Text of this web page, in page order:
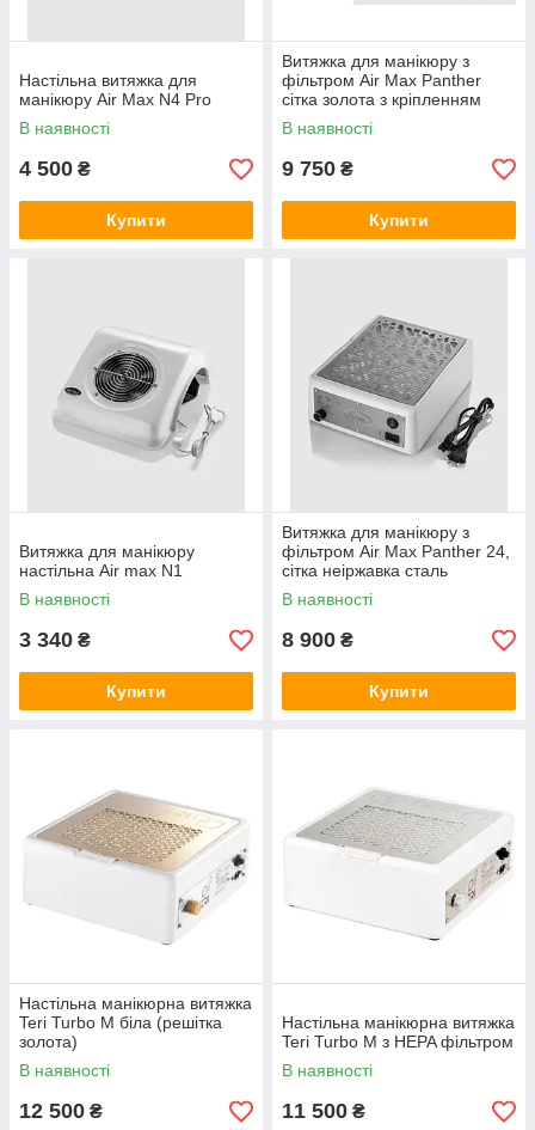
Вбудована витяжка TERI 800 2021
Білий колір корпусу з сіткою металік, НЕРА
фільтр для абсолютної фільтрації. Потужне
всмоктування 80 Вт, тяга регулюється від 2,5 до
Дізнатися ціну
Настільна витяжка TERI TURBO M
Регульовані обертів – до 3000 об/хв.
Дізнатися ціну
Настільна витяжка для
манікюру Air Max N4 Pro
В наявності
4 500 ₴
Купити
Витяжка для манікюру з
фільтром Air Max Panther
сітка золота з кріпленням
В наявності
9 750 ₴
Купити
Витяжка для манікюру
настільна Air max N1
В наявності
3 340 ₴
Купити
Витяжка для манікюру з
фільтром Air Max Panther 24,
сітка неіржавка сталь
В наявності
8 900 ₴
Купити
Настільна манікюрна витяжка
Teri Turbo M біла (решітка
золота)
В наявності
12 500 ₴
Настільна манікюрна витяжка
Teri Turbo M з HEPA фільтром
В наявності
11 500 ₴